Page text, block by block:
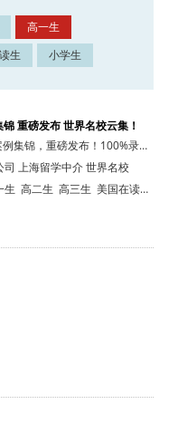
高一生
生 小学生
重磅发布 世界名校云集！
集锦，重磅发布！100%录取
上海留学中介 世界名校
生 高二生 高三生 美国在读